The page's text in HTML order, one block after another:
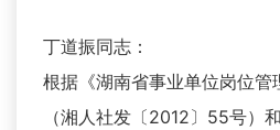
丁道振同志：
根据《湖南省事业单位岗位管
（湘人社发〔2012〕55号）